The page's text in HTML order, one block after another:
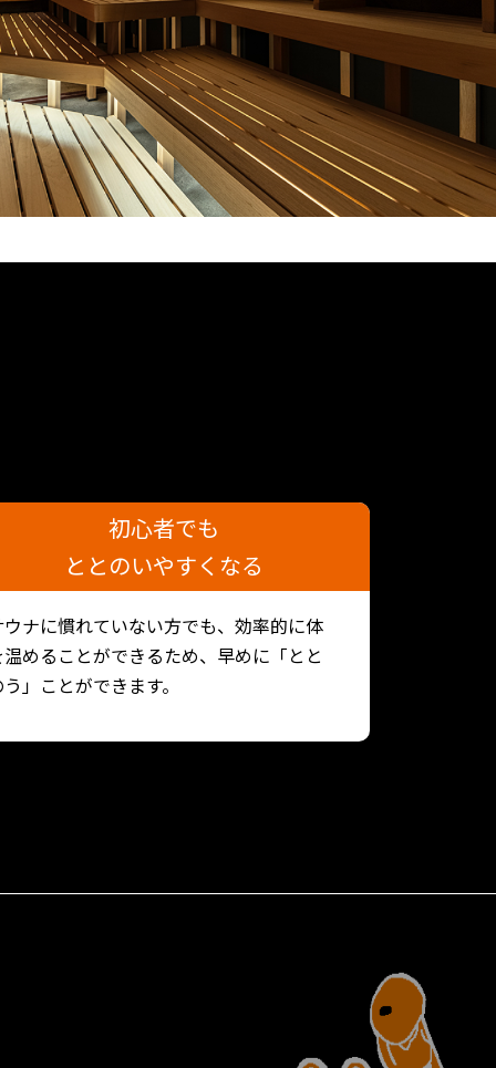
初心者でも
ととのいやすくなる
ナに慣れていない方でも、効率的に体
めることができるため、早めに「とと
」ことができます。